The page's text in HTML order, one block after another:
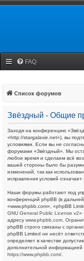
FAQ
Список форумов
Звёздный - Общие
Заходя на конференцию
«http://stargalaxie.net»), вы
условиями. Если вы не
форумами «Звёздный». Мы
любое время и сделаем всё
вашей стороны было бы
изменений, так как
исправления условий
Наши форумы работают под
конференций phpBB (в
«www.phpbb.com», «phpBB
GNU General Public License v2»
адресу www.phpbb.com .
phpBB строго связаны с
phpBB Limited не несёт
определяет в качестве
дополнительной
https://www.phpbb.com/